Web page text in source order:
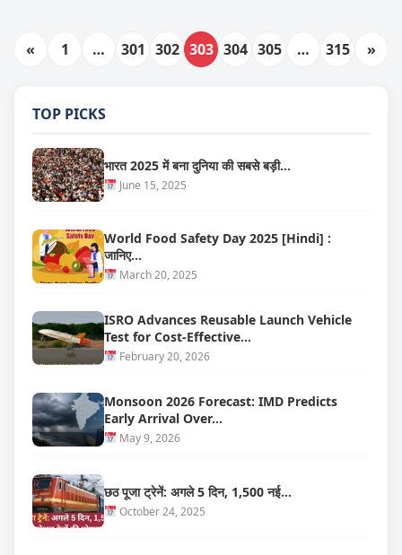
TOP PICKS
भारत 2025 में बना दुनिया की सबसे बड़ी…
June 15, 2025
World Food Safety Day 2025 [Hindi] :
जानिए…
March 20, 2025
ISRO Advances Reusable Launch Vehicle
Test for Cost-Effective…
February 20, 2026
Monsoon 2026 Forecast: IMD Predicts
Early Arrival Over…
May 9, 2026
छठ पूजा ट्रेनें: अगले 5 दिन, 1,500 नई…
October 24, 2025
« 1 … 301 302 303 304 305 … 315 »